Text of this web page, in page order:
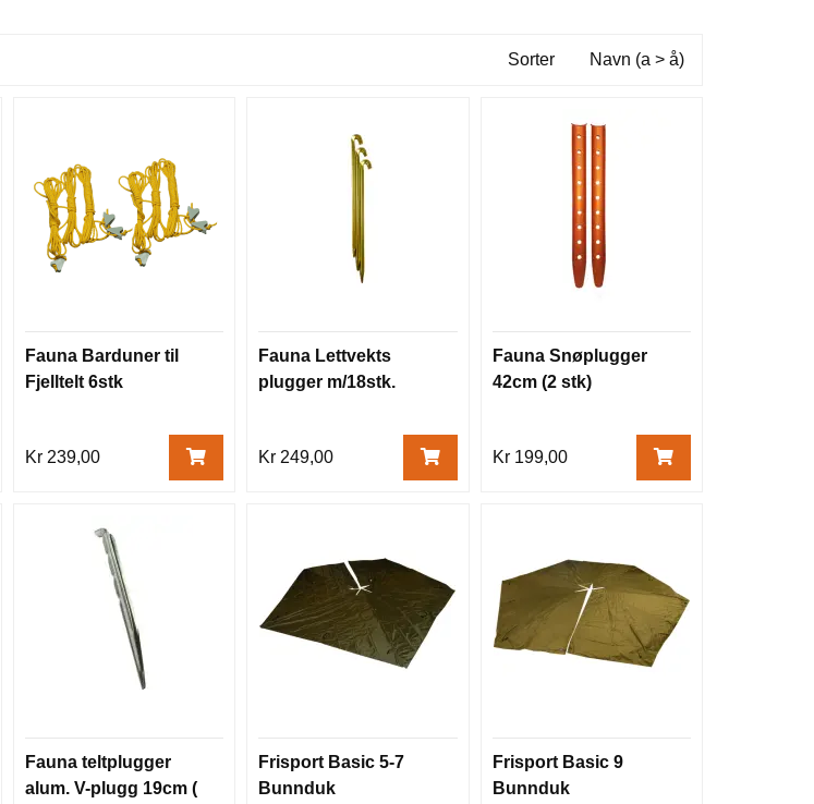
Sorter Navn (a > å)
Fauna Barduner til
Fjelltelt 6stk
Kr 239,00
Fauna Lettvekts
plugger m/18stk.
Kr 249,00
Fauna Snøplugger
42cm (2 stk)
Kr 199,00
Fauna teltplugger
alum. V-plugg 19cm (
Frisport Basic 5-7
Bunnduk
Frisport Basic 9
Bunnduk